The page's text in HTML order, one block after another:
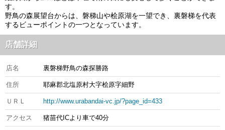
す。
野鳥の森展望台からは、磐梯山や桧原湖を一望でき、裏磐梯を代表
するビューポイントの一つとなっています。
店舗詳細
店名 裏磐梯野鳥の森探勝路
住所 耶麻郡北塩原村大字桧原字細野
ＵＲＬ http://www.urabandai-vc.jp/?page_id=433
アクセス 猪苗代ICより車で40分